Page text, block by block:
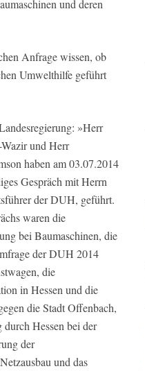
und deren
Anfrage wissen, ob
Umwelthilfe geführt
»Herr
und Herr
haben am 03.07.2014
Gespräch mit Herrn
der DUH, geführt.
waren die
bei Baumaschinen, die
der DUH 2014
die
in Hessen und die
die Stadt Offenbach,
Hessen bei der
der
und das